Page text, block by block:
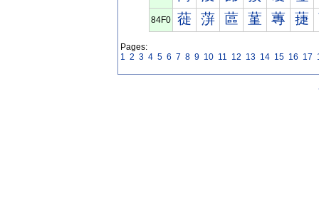
84F0 蓰 蓱 蓲 蓳 蓴 蓵
Pages:
1 2 3 4 5 6 7 8 9 10 11 12 13 14 15 16 17